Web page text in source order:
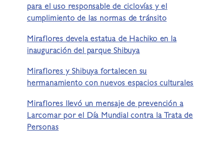
para el uso responsable de ciclovías y el
cumplimiento de las normas de tránsito
Miraflores devela estatua de Hachiko en la
inauguración del parque Shibuya
Miraflores y Shibuya fortalecen su
hermanamiento con nuevos espacios culturales
Miraflores llevó un mensaje de prevención a
Larcomar por el Día Mundial contra la Trata de
Personas